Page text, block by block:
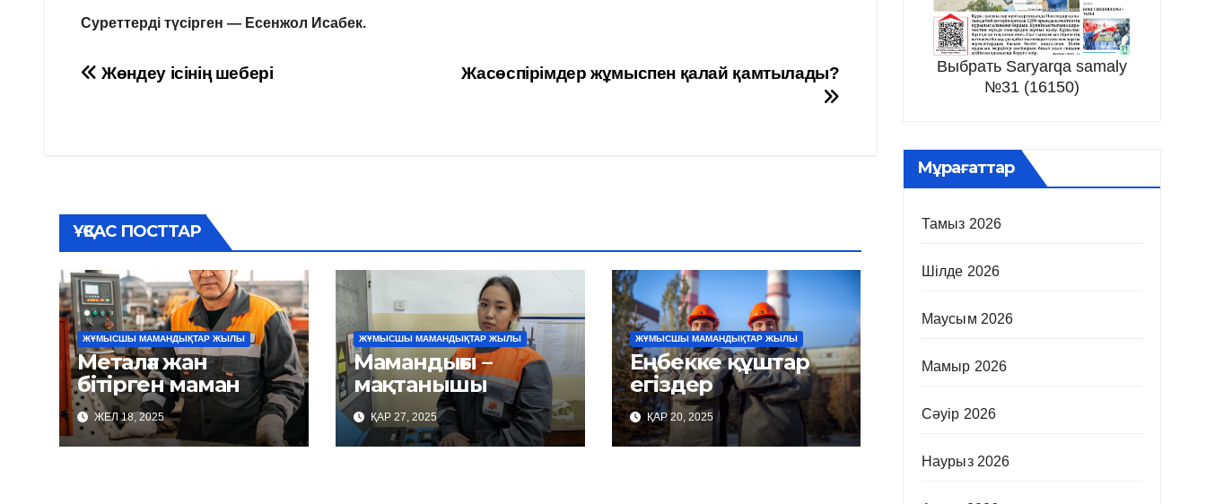
Суреттерді түсірген — Есенжол Исабек.
Навигация
Жасөспірімдер жұмыспен қалай қамтылады?
Жөндеу ісінің шебері
ҰҚСАС ПОСТТАР
ЖҰМЫСШЫ МАМАНДЫҚТАР ЖЫЛЫ
Металға жан
бітірген маман
ЖЕЛ 18, 2025
ЖҰМЫСШЫ МАМАНДЫҚТАР ЖЫЛЫ
Мамандығы –
мақтанышы
ҚАР 27, 2025
ЖҰМЫСШЫ МАМАНДЫҚТАР ЖЫЛЫ
Еңбекке құштар
егіздер
ҚАР 20, 2025
Выбрать Saryarqa samaly
№31 (16150)
Мұрағаттар
Тамыз 2026
Шілде 2026
Маусым 2026
Мамыр 2026
Сәуір 2026
Наурыз 2026